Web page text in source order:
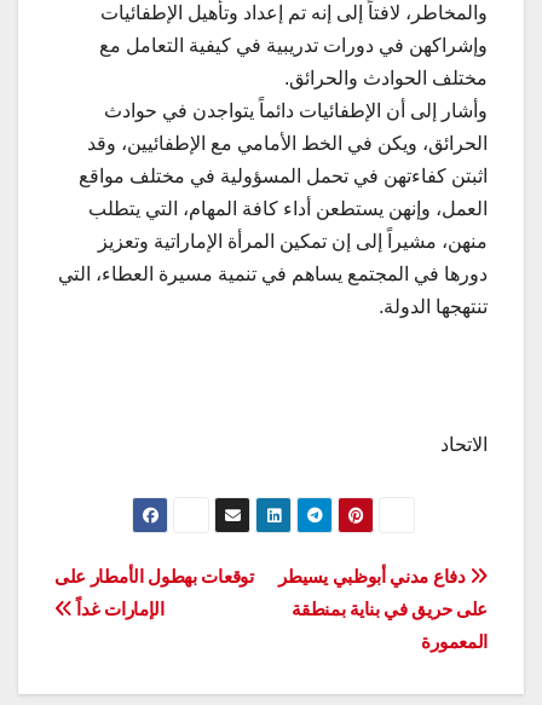
والمخاطر، لافتاً إلى إنه تم إعداد وتأهيل الإطفائيات
وإشراكهن في دورات تدريبية في كيفية التعامل مع
مختلف الحوادث والحرائق.
وأشار إلى أن الإطفائيات دائماً يتواجدن في حوادث
الحرائق، ويكن في الخط الأمامي مع الإطفائيين، وقد
اثبتن كفاءتهن في تحمل المسؤولية في مختلف مواقع
العمل، وإنهن يستطعن أداء كافة المهام، التي يتطلب
منهن، مشيراً إلى إن تمكين المرأة الإماراتية وتعزيز
دورها في المجتمع يساهم في تنمية مسيرة العطاء، التي
تنتهجها الدولة.
الاتحاد
تصفّح
المقالات
توقعات بهطول الأمطار على
الإمارات غداً
دفاع مدني أبوظبي يسيطر
على حريق في بناية بمنطقة
المعمورة